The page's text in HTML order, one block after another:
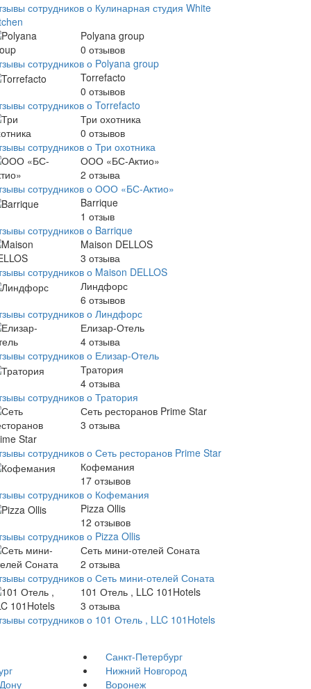
сотрудников о Кулинарная студия White
Polyana group
0 отзывов
сотрудников о Polyana group
Torrefacto
0 отзывов
сотрудников о Torrefacto
Три охотника
0 отзывов
сотрудников о Три охотника
ООО «БС-Актио»
2 отзыва
сотрудников о ООО «БС-Актио»
Barrique
1 отзыв
сотрудников о Barrique
Maison DELLOS
3 отзыва
сотрудников о Maison DELLOS
Линдфорс
6 отзывов
сотрудников о Линдфорс
Елизар-Отель
4 отзыва
сотрудников о Елизар-Отель
Тратория
4 отзыва
сотрудников о Тратория
Сеть ресторанов Prime Star
3 отзыва
сотрудников о Сеть ресторанов Prime Star
Кофемания
17 отзывов
сотрудников о Кофемания
Pizza Ollis
12 отзывов
сотрудников о Pizza Ollis
Сеть мини-отелей Соната
2 отзыва
сотрудников о Сеть мини-отелей Соната
101 Отель , LLC 101Hotels
3 отзыва
сотрудников о 101 Отель , LLC 101Hotels
Санкт-Петербург
Нижний Новгород
Воронеж